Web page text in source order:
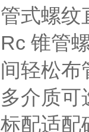
管式螺纹
Rc 锥管
间轻松布
多介质可
标配适配